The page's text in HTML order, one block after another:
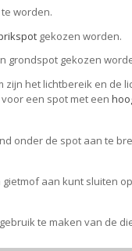
worden.
gekozen worden.
grondspot gekozen
het lichtbereik en
een spot met een
onder de spot aan te
aan kunt sluiten
te maken van de